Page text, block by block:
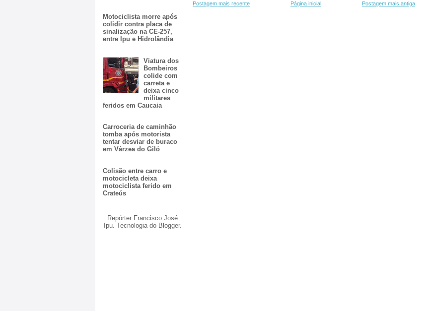
Motociclista morre após
colidir contra placa de
sinalização na CE-257,
entre Ipu e Hidrolândia
Viatura dos
Bombeiros
colide com
carreta e
deixa cinco
militares
feridos em Caucaia
Carroceria de caminhão
tomba após motorista
tentar desviar de buraco
em Várzea do Giló
Colisão entre carro e
motocicleta deixa
motociclista ferido em
Crateús
Repórter Francisco José
Ipu. Tecnologia do Blogger.
Postagem mais recente Postagem mais antiga
Página inicial